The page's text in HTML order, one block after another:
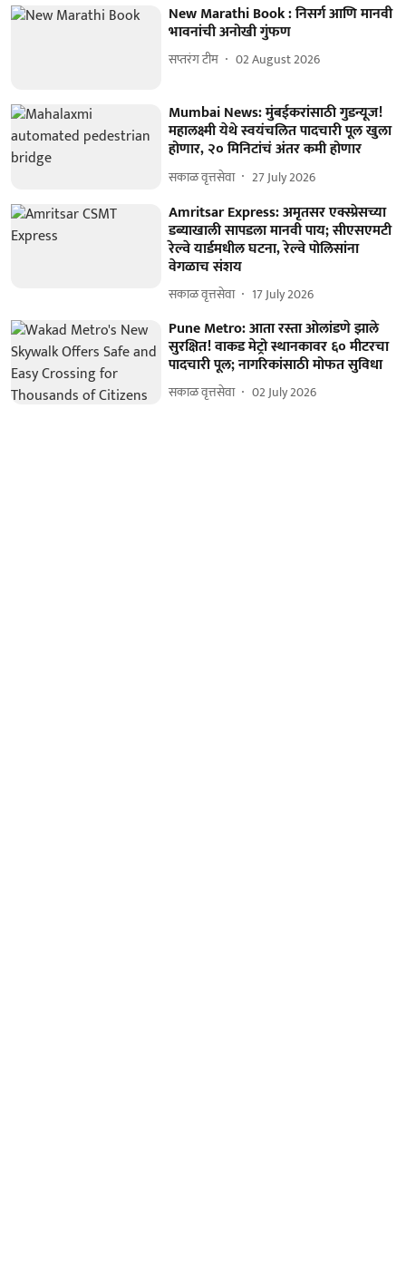
New Marathi Book : निसर्ग आणि मानवी
भावनांची अनोखी गुंफण
सप्तरंग टीम 02 August 2026
Mumbai News: मुंबईकरांसाठी गुडन्यूज!
महालक्ष्मी येथे स्वयंचलित पादचारी पूल खुला
होणार, २० मिनिटांचं अंतर कमी होणार
सकाळ वृत्तसेवा 27 July 2026
Amritsar Express: अमृतसर एक्स्प्रेसच्या
डब्याखाली सापडला मानवी पाय; सीएसएमटी
रेल्वे यार्डमधील घटना, रेल्वे पोलिसांना
वेगळाच संशय
सकाळ वृत्तसेवा 17 July 2026
Pune Metro: आता रस्ता ओलांडणे झाले
सुरक्षित! वाकड मेट्रो स्थानकावर ६० मीटरचा
पादचारी पूल; नागरिकांसाठी मोफत सुविधा
सकाळ वृत्तसेवा 02 July 2026